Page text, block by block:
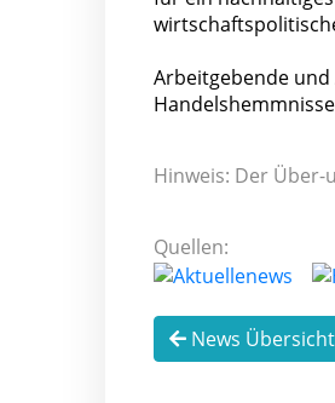
Arbeitgebende
Hinweis: Der
Quellen:
News Übersicht